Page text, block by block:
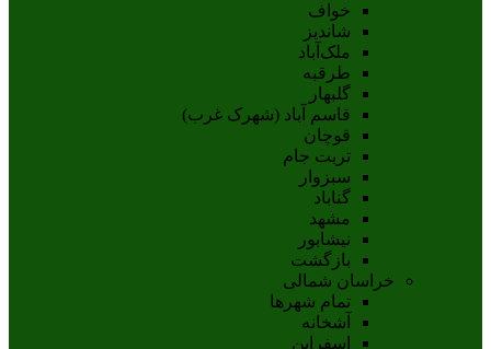
خواف
شاندیز
ملک‌آباد
طرقبه
گلبهار
قاسم آباد (شهرک غرب)
قوچان
تربت جام
سبزوار
گناباد
مشهد
نيشابور
بازگشت
خراسان شمالی
تمام شهر‌ها
آشخانه
اسفراين